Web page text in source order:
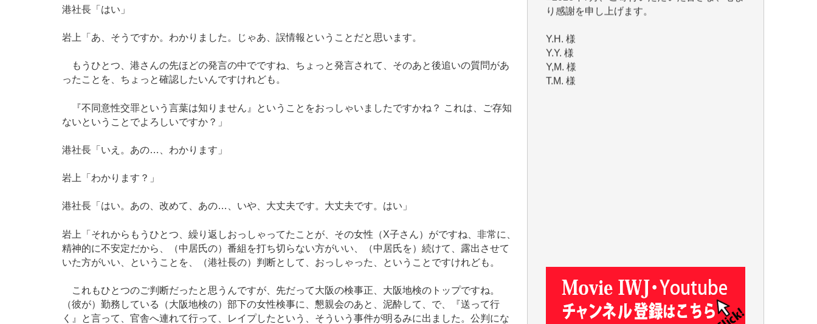
港社長「はい」
岩上「あ、そうですか。わかりました。じゃあ、誤情報ということだと思います。
もうひとつ、港さんの先ほどの発言の中でですね、ちょっと発言されて、そのあと後追いの質問があ
ったことを、ちょっと確認したいんですけれども。
『不同意性交罪という言葉は知りません』ということをおっしゃいましたですかね？ これは、ご存知
ないということでよろしいですか？」
港社長「いえ。あの…、わかります」
岩上「わかります？」
港社長「はい。あの、改めて、あの…、いや、大丈夫です。大丈夫です。はい」
岩上「それからもうひとつ、繰り返しおっしゃってたことが、その女性（X子さん）がですね、非常に、
精神的に不安定だから、（中居氏の）番組を打ち切らない方がいい、（中居氏を）続けて、露出させて
いた方がいい、ということを、（港社長の）判断として、おっしゃった、ということですけれども。
これもひとつのご判断だったと思うんですが、先だって大阪の検事正、大阪地検のトップですね。
（彼が）勤務している（大阪地検の）部下の女性検事に、懇親会のあと、泥酔して、で、『送って行
く』と言って、官舎へ連れて行って、レイプしたという、そういう事件が明るみに出ました。公判にな
Y.H. 様
Y,M. 様
T.M. 様
マツモト ヤスアキ 様
マシオン 恵美香 様
ASAKO TAKAESU 様
マシオン恵美香 様
平野智生 様